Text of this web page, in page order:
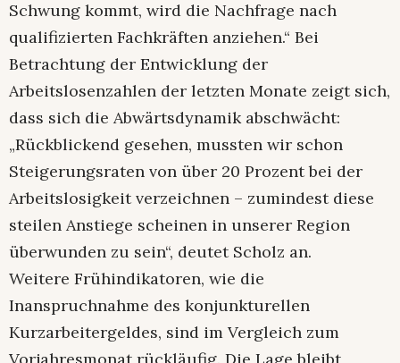
Schwung kommt, wird die Nachfrage nach
qualifizierten Fachkräften anziehen.“ Bei
Betrachtung der Entwicklung der
Arbeitslosenzahlen der letzten Monate zeigt sich,
dass sich die Abwärtsdynamik abschwächt:
„Rückblickend gesehen, mussten wir schon
Steigerungsraten von über 20 Prozent bei der
Arbeitslosigkeit verzeichnen – zumindest diese
steilen Anstiege scheinen in unserer Region
überwunden zu sein“, deutet Scholz an.
Weitere Frühindikatoren, wie die
Inanspruchnahme des konjunkturellen
Kurzarbeitergeldes, sind im Vergleich zum
Vorjahresmonat rückläufig. Die Lage bleibt